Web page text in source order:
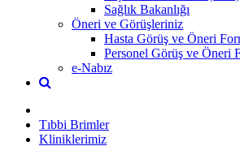
Sağlık Bakanlığı
Öneri ve Görüşleriniz
Hasta Görüş ve Öneri
Personel Görüş ve Öneri
e-Nabız
Tıbbi Brimler
Kliniklerimiz